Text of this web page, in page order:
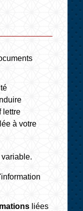
lettre
à votre
liées